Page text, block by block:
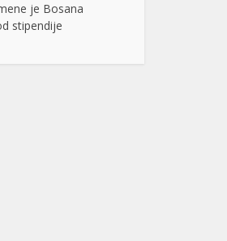
je Bosana
stipendije